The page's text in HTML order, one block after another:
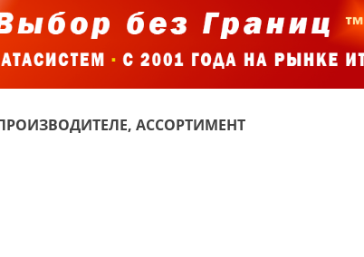
АССОРТИМЕНТ